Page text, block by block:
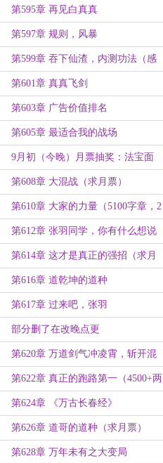
第595章 再见白真真
第597章 规则，风暴
第599章 吞下仙渣，内测功法（感
谢‘maleimalei’打赏盟主）
第601章 真真飞剑
第603章 广告价值排名
第605章 最适合我的战场
9月初（今晚）月票抽奖：法宝面
罩，定风珠，浓缩煞气存储罐
第608章 大混战（求月票）
第610章 大家的力量（5100字章，2
章8200+，求月票）
第612章 张羽同学，你有什么想说
的吗（求月票）
第614章 这才是真正的强招（求月
票）
第616章 道乾坤的道种
第617章 过来吧，张羽
部分删了在改晚点更
第620章 万道剑气冲凌霄，斩开混
沌见青天（四千字章）
第622章 真正的跑路第一（4500+两
张共7900+）
第624章 《万古长春经》
第626章 道哥的道种（求月票）
第628章 万年未有之大变局